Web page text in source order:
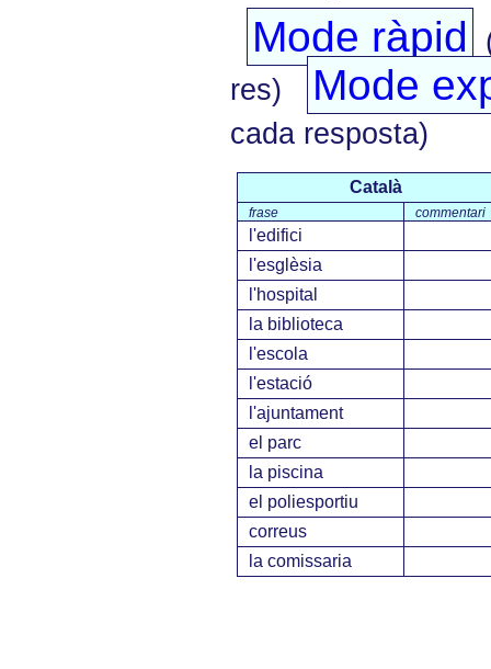
Mode ràpid
res)
Mode
cada resposta)
Català
frase commentari
l'edifici
l'esglèsia
l'hospital
la biblioteca
l'escola
l'estació
l'ajuntament
el parc
la piscina
el poliesportiu
correus
la comissaria